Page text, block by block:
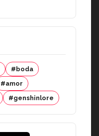
#boda
#amor
#genshinlore